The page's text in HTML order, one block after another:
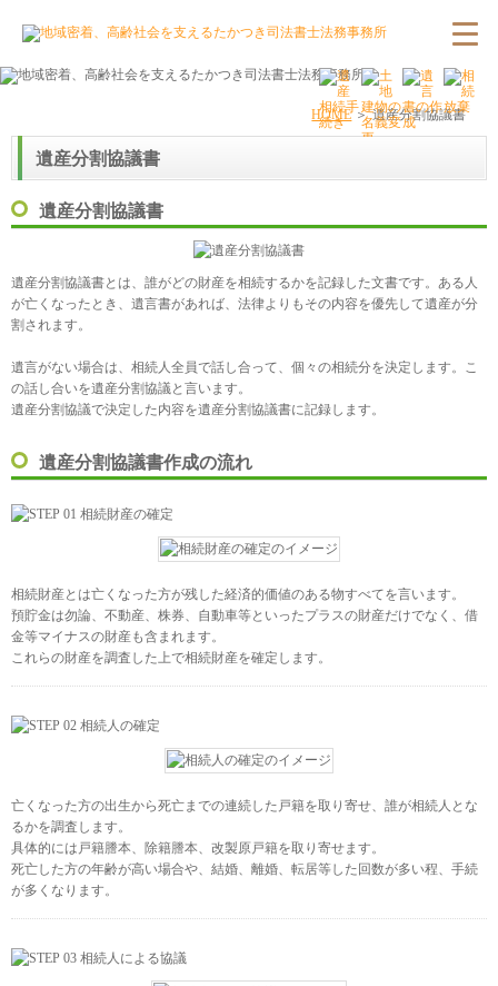
HOME 遺産分割協議書
遺産分割協議書
遺産分割協議書
遺産分割協議書とは、誰がどの財産を相続するかを記録した文書です。ある人
が亡くなったとき、遺言書があれば、法律よりもその内容を優先して遺産が分
割されます。
遺言がない場合は、相続人全員で話し合って、個々の相続分を決定します。こ
の話し合いを遺産分割協議と言います。
遺産分割協議で決定した内容を遺産分割協議書に記録します。
遺産分割協議書作成の流れ
相続財産とは亡くなった方が残した経済的価値のある物すべてを言います。
預貯金は勿論、不動産、株券、自動車等といったプラスの財産だけでなく、借
金等マイナスの財産も含まれます。
これらの財産を調査した上で相続財産を確定します。
亡くなった方の出生から死亡までの連続した戸籍を取り寄せ、誰が相続人とな
るかを調査します。
具体的には戸籍謄本、除籍謄本、改製原戸籍を取り寄せます。
死亡した方の年齢が高い場合や、結婚、離婚、転居等した回数が多い程、手続
が多くなります。